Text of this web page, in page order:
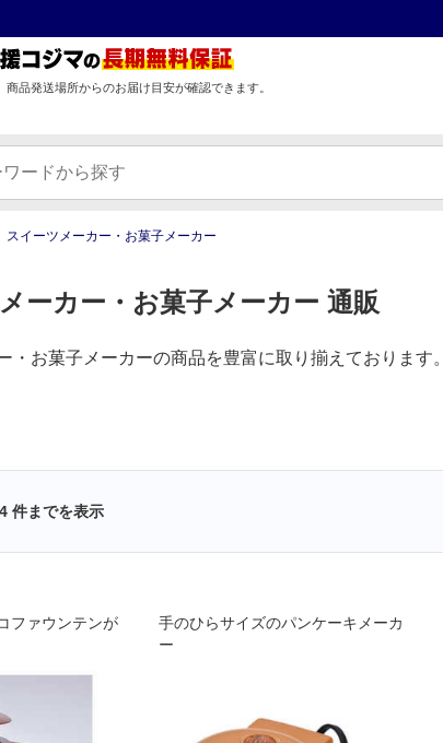
商品発送場所からのお届け目安が確認できます。
スイーツメーカー・お菓子メーカー
ーカー・お菓子メーカー 通販
・お菓子メーカーの商品を豊富に取り揃えております。
件までを表示
ファウンテンが
手のひらサイズのパンケーキメーカ
ー